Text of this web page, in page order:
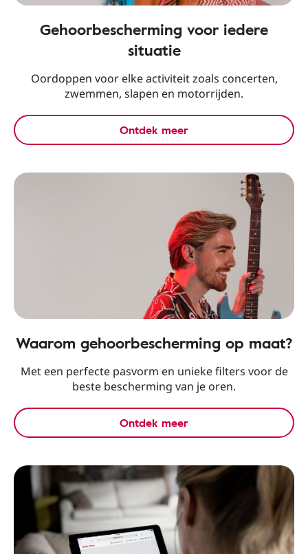
Gehoorbescherming voor iedere
situatie
Oordoppen voor elke activiteit zoals concerten,
zwemmen, slapen en motorrijden.
Ontdek meer
Waarom gehoorbescherming op maat?
Met een perfecte pasvorm en unieke filters voor de
beste bescherming van je oren.
Ontdek meer